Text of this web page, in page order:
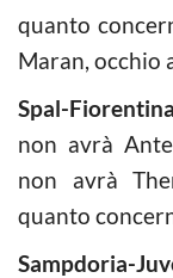
quanto
Maran, occhio
Spal-Fiorentina
non avrà
non avrà
quanto
Sampdoria-